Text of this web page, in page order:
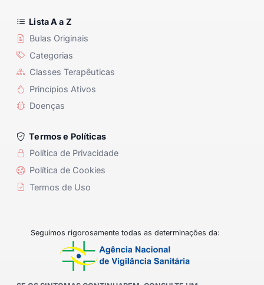
Lista A a Z
Bulas Originais
Categorias
Classes Terapêuticas
Princípios Ativos
Doenças
Termos e Políticas
Política de Privacidade
Política de Cookies
Termos de Uso
Seguimos rigorosamente todas as determinações da: